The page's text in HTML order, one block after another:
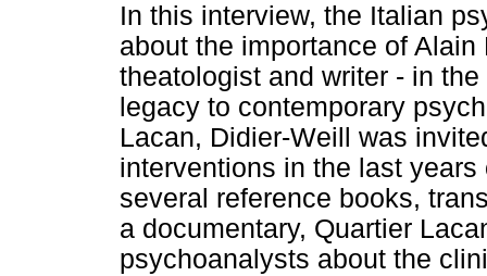
In this interview, the Italian
about the importance of
theatologist and writer - in
legacy to contemporary
Lacan, Didier-Weill was
interventions in the last
several reference books,
a documentary, Quartier
psychoanalysts about the